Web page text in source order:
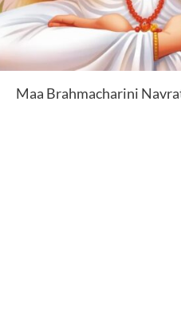
Maa Brahmacharini